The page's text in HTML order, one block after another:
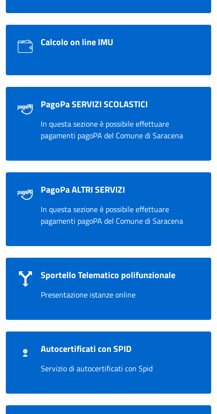
Calcolo on line IMU
PagoPa SERVIZI SCOLASTICI
In questa sezione è possibile effettuare
pagamenti pagoPA del Comune di Saracena
PagoPa ALTRI SERVIZI
In questa sezione è possibile effettuare
pagamenti pagoPA del Comune di Saracena
Sportello Telematico polifunzionale
Presentazione istanze online
Autocertificati con SPID
Servizio di autocertificati con Spid